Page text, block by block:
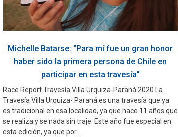
Michelle Batarse: “Para mí fue un gran honor
haber sido la primera persona de Chile en
participar en esta travesía”
Race Report Travesía Villa Urquiza-Paraná 2020 La
Travesía Villa Urquiza- Paraná es una travesía que ya
es tradicional en esa localidad, ya que hace 11 años que
se realiza y se nada sin traje. Este año fue especial en
esta edición, ya que por...